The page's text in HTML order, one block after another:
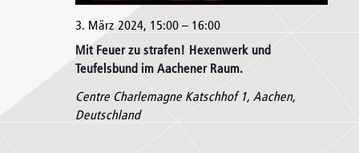
Mit Feuer zu strafen! Hexenwerk und
Teufelsbund im Aachener Raum.
3. März 2024, 15:00– 16:00
Centre Charlemagne Katschhof 1, Aachen,
Deutschland